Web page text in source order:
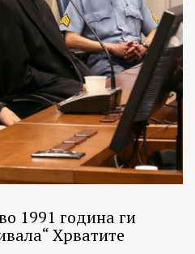
1991 година ги
Хрватите